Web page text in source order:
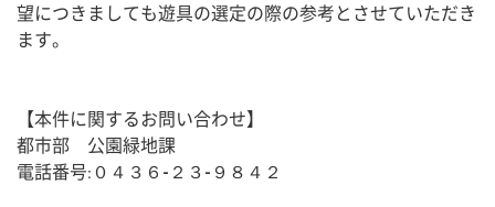
望につきましても遊具の選定の際の参考とさせていただき
ます。
【本件に関するお問い合わせ】
都市部　公園緑地課
電話番号:０４３６-２３-９８４２